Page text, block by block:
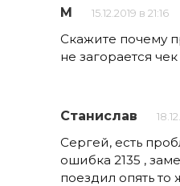
М 15.12.2019 в 21:16
Скажите почему
не загорается
Станислав
Сергей, есть
ошибка 2135 ,
поездил опять то